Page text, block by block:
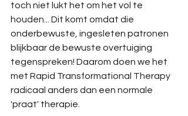
toch niet lukt het om het vol te
houden... Dit komt omdat die
onderbewuste, ingesleten patronen
blijkbaar de bewuste overtuiging
tegenspreken! Daarom doen we het
met Rapid Transformational Therapy
radicaal anders dan een normale
'praat' therapie.